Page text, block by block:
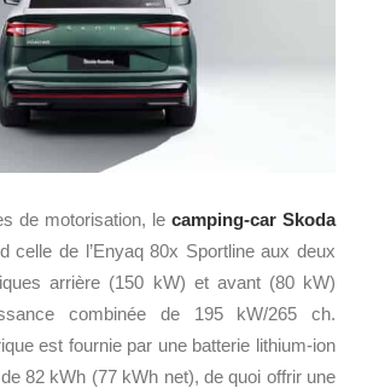
de motorisation, le camping-car Skoda
celle de l’Enyaq 80x Sportline aux deux
arrière (150 kW) et avant (80 kW)
combinée de 195 kW/265 ch.
est fournie par une batterie lithium-ion
82 kWh (77 kWh net), de quoi offrir une